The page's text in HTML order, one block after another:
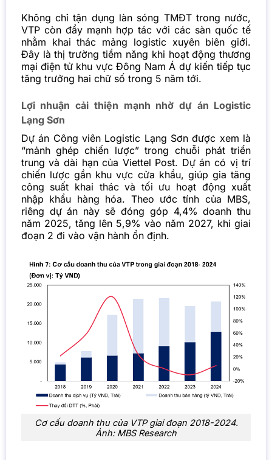
Không chỉ tận dụng làn sóng TMĐT trong nước,
VTP còn đẩy mạnh hợp tác với các sàn quốc tế
nhằm khai thác mảng logistic xuyên biên giới.
Đây là thị trường tiềm năng khi hoạt động thương
mại điện tử khu vực Đông Nam Á dự kiến tiếp tục
tăng trưởng hai chữ số trong 5 năm tới.
Lợi nhuận cải thiện mạnh nhờ dự án Logistic
Lạng Sơn
Dự án Công viên Logistic Lạng Sơn được xem là
“mảnh ghép chiến lược” trong chuỗi phát triển
trung và dài hạn của Viettel Post. Dự án có vị trí
chiến lược gần khu vực cửa khẩu, giúp gia tăng
công suất khai thác và tối ưu hoạt động xuất
nhập khẩu hàng hóa. Theo ước tính của MBS,
riêng dự án này sẽ đóng góp 4,4% doanh thu
năm 2025, tăng lên 5,9% vào năm 2027, khi giai
đoạn 2 đi vào vận hành ổn định.
Cơ cấu doanh thu của VTP giai đoạn 2018-2024.
Ảnh: MBS Research